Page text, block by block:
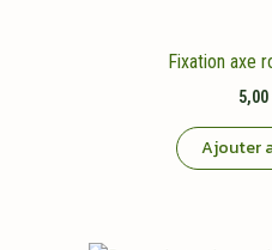
Fixation axe
5,00
Ajouter